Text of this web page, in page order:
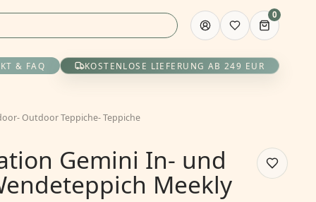
0
& FAQ KOSTENLOSE LIEFERUNG AB 249 EUR
-Outdoor Teppiche-Teppiche
Gemini In- und
Meekly